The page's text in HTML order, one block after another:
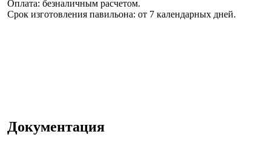
Оплата: безналичным расчетом.
Срок изготовления павильона: от 7 календарных дней.
Документация